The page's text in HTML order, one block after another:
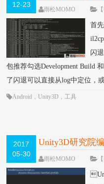
12-23
（九十三）
雨松MOMO
45539次
8 条评论
首
闪
包推荐勾选Development Build
了闪退可以直接从log中定位，
Android ，Unity3D ，工具
2017
05-30
Unity3D研究院
九）
雨松MOMO
次
5 条评论